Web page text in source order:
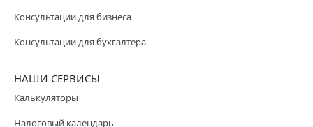
Консультации для бизнеса
Консультации для бухгалтера
НАШИ СЕРВИСЫ
Калькуляторы
Налоговый календарь